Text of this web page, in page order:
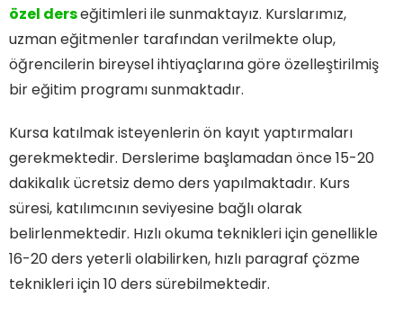
özel derseğitimleri ile sunmaktayız. Kurslarımız,
uzman eğitmenler tarafından verilmekte olup,
öğrencilerin bireysel ihtiyaçlarına göre özelleştirilmiş
bir eğitim programı sunmaktadır.
Kursa katılmak isteyenlerin ön kayıt yaptırmaları
gerekmektedir. Derslerime başlamadan önce 15-20
dakikalık ücretsiz demo ders yapılmaktadır. Kurs
süresi, katılımcının seviyesine bağlı olarak
belirlenmektedir. Hızlı okuma teknikleri için genellikle
16-20 ders yeterli olabilirken, hızlı paragraf çözme
teknikleri için 10 ders sürebilmektedir.